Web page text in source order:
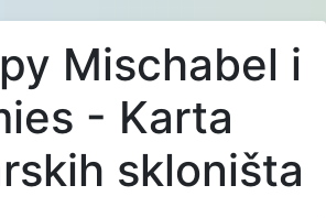
Mischabel i
- Karta
skloništa